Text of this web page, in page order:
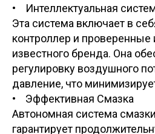
• Интеллектуальная
Эта система включает в
контроллер и проверенные
известного бренда. Она
регулировку воздушного
давление, что
• Эффективная Смазка
Автономная система
гарантирует